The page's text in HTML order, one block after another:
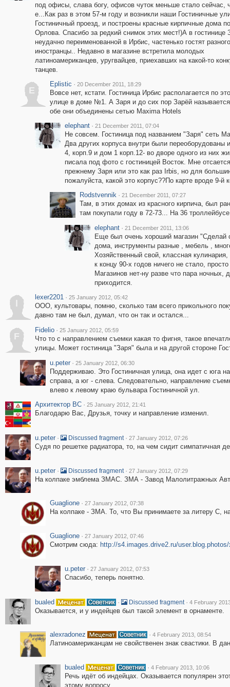
под офисы, слава богу, офисов чуток меньше стало сейчас,
е...Как раз в этом 57-м году и возникли наши Гостиничные
Гостиничный проезд, и построены красные кирпичные дома
Орлова. Спасибо за редкий снимок этих мест!)А в гостинице
неудачно переименованной в Ирбис, частенько гостят
иностранцы.. Недавно в магазине встретила молодых
латиноамериканцев, уругвайцев, приехавших на какой-то
танцев.
E
Eplistic · 20 December 2011, 18:29
Вовсе нет, кстати. Гостиница Ирбис располагается по
улице в доме №1. А Заря и до сих пор Зарёй
обе они объединены сетью Maxima Hotels
elephant · 21 December 2011, 07:04
Не совсем. Гостиница под названием "Заря" сеть
Два других корпуса внутри были
4, корп.9 и дом 1 корп.12- во дворе одного из них
писала под фото с гостиницей Восток. Мне
прежнему Заря или это как раз Irbis, но для
пожалуйста, какой это корпус??По карте вроде 9-й
Rodstvennik · 21 December 2011, 07:27
Там, в этих домах из красного кирпича, был
там покупали году в 72-73... На 36
elephant · 21 December 2011, 13:06
Еще был очень хороший магазин
дома, инструменты разные , мебель ,
Хозяйственный свой, классная
к концу 90-х годов ничего не стало,
Магазинов нет-ну разве что пара ночных,
приходится.
lexer2201 · 25 January 2012, 05:42
ООО, культовары, помню, сколько там всего прикольного
давно там не был, думал, что он так и остался...
F
Fidelio · 25 January 2012, 05:59
Что то с направлением съемки какая то фигня, такое
улицы. Может гостиница "Заря" была и на другой стороне
u.peter · 25 January 2012, 06:30
Поддерживаю. Это Гостиничная улица, она идет с юга
справа, а юг - слева. Следовательно, направление
влево к левому краю бульвара Гостиничной ул.
Архитектор ВС · 25 January 2012, 21:41
Благодарю Вас, Друзья, точку и направление изменил.
u.peter · Discussed fragment · 27 January 2012, 07:26
Судя по решетке радиатора, то, на чем сидит симпатичная
u.peter · Discussed fragment · 27 January 2012, 07:29
На колпаке эмблема ЗМАС. ЗМА - Завод Малолитражных
Guaglione · 27 January 2012, 07:38
На колпаке - ЗМА. То, что Вы принимаете за литеру С,
Guaglione · 27 January 2012, 07:46
Смотрим сюда: http://s4.images.drive2.ru/
u.peter · 27 January 2012, 07:53
Спасибо, теперь понятно.
bualed · Discussed fragment · 4 February
Оказывается, и у индейцев был такой элемент в орнаменте.
alexradonez · 4 February 2013, 08:54
Латиноамериканцам не свойственен знак свастики. В
bualed · 4 February 2013, 10:06
Речь идёт об индейцах. Оказывается популярен
этому вопросу.